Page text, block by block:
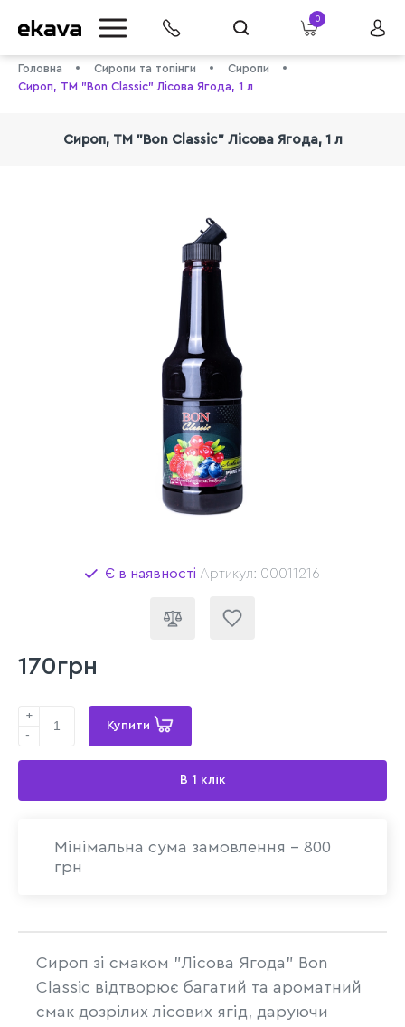
0
Головна Сиропи та топінги
Сиропи
Сироп, TM "Bon Classic" Лісова Ягода, 1 л
Сироп, TM "Bon Classic" Лісова Ягода, 1 л
Є в наявності Артикул: 00011216
170грн
+
-
Купити
В 1 клік
Мінімальна сума замовлення - 800
грн
Сироп зі смаком "Лісова Ягода" Bon
Classic відтворює багатий та ароматний
смак дозрілих лісових ягід, даруючи